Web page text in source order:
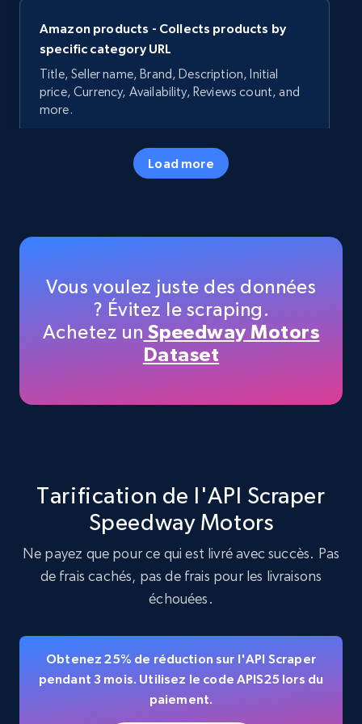
Amazon products - Collects products by
specific category URL
Title, Seller name, Brand, Description, Initial
price, Currency, Availability, Reviews count, and
more.
5.7K+ Essai gratuit
Title, Seller name, Brand, Description, Initial
price, Currency, Availability, Reviews count, and
5.7K+ Essai gratuit
price, Currency, Availability, Reviews count, and
35.3K+ 5.7K+ Essai gratuit
Amazon Reviews
URL, Product name, Product rating, Product
rating object, Product rating max, Rating,
Author name, Asin, and more.
Load more
Vous voulez juste des données
? Évitez le scraping.
Achetez un Speedway Motors
Dataset
Tarification de l'API Scraper
Speedway Motors
Ne payez que pour ce qui est livré avec succès. Pas
de frais cachés, pas de frais pour les livraisons
échouées.
Obtenez 25% de réduction sur l'API Scraper
pendant 3 mois. Utilisez le code APIS25 lors du
paiement.